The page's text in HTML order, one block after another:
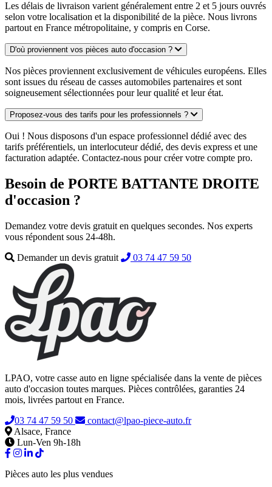
Les délais de livraison varient généralement entre 2 et 5 jours ouvrés
selon votre localisation et la disponibilité de la pièce. Nous livrons
partout en France métropolitaine, y compris en Corse.
D'où proviennent vos pièces auto d'occasion ?
Nos pièces proviennent exclusivement de véhicules européens. Elles
sont issues du réseau de casses automobiles partenaires et sont
soigneusement sélectionnées pour leur qualité et leur état.
Proposez-vous des tarifs pour les professionnels ?
Oui ! Nous disposons d'un espace professionnel dédié avec des
tarifs préférentiels, un interlocuteur dédié, des devis express et une
facturation adaptée. Contactez-nous pour créer votre compte pro.
Besoin de PORTE BATTANTE DROITE
d'occasion ?
Demandez votre devis gratuit en quelques secondes. Nos experts
vous répondent sous 24-48h.
Demander un devis gratuit
03 74 47 59 50
LPAO, votre casse auto en ligne spécialisée dans la vente de pièces
auto d'occasion toutes marques. Pièces contrôlées, garanties 24
mois, livrées partout en France.
03 74 47 59 50
contact@lpao-piece-auto.fr
Alsace, France
Lun-Ven 9h-18h
Pièces auto les plus vendues